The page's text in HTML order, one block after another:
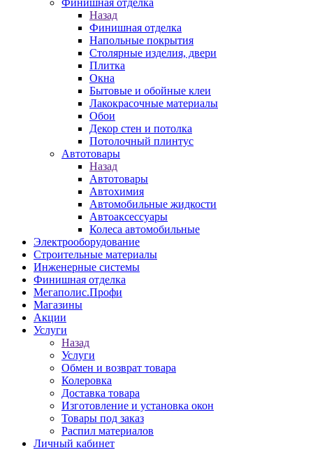
Финишная отделка
Назад
Финишная отделка
Напольные покрытия
Столярные изделия, двери
Плитка
Окна
Бытовые и обойные клеи
Лакокрасочные материалы
Обои
Декор стен и потолка
Потолочный плинтус
Автотовары
Назад
Автотовары
Автохимия
Автомобильные жидкости
Автоаксессуары
Колеса автомобильные
Электрооборудование
Строительные материалы
Инженерные системы
Финишная отделка
Мегаполис.Профи
Магазины
Акции
Услуги
Назад
Услуги
Обмен и возврат товара
Колеровка
Доставка товара
Изготовление и установка окон
Товары под заказ
Распил материалов
Личный кабинет